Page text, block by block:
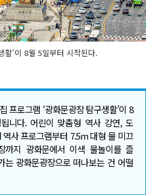
활’이 8월 5일부터 시작된다.
프로그램 ‘광화문광장 탐구생활’이 8
니다. 어린이 맞춤형 역사 강연, 도
사 프로그램부터 7.5m 대형 물 미끄
까지 광화문에서 이색 물놀이를 즐
는 광화문광장으로 떠나보는 건 어떨